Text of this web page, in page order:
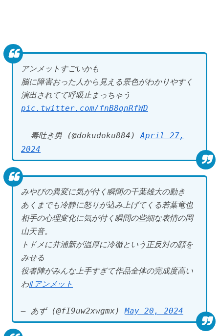
アンメットすごいかも
脳に障害おった人から見える景色がわかりやすく
演出されてて呼吸止まっちゃう
pic.twitter.com/fnB8qnRfWD
— 毒吐き男 (@dokudoku884)April 27,
2024
みやびの異変に気が付く瞬間の千葉雄大の動き
あくまでも冷静に怒りが込み上げてくる若葉竜也
相手の心理変化に気が付く瞬間の些細な表情の岡
山天音。
トドメに井浦新が温厚に冷徹という正反対の顔を
みせる
役者陣がみんな上手すぎて作品全体の完成度高い
わ#アンメット
— あず (@fI9uw2xwgmx)May 20, 2024